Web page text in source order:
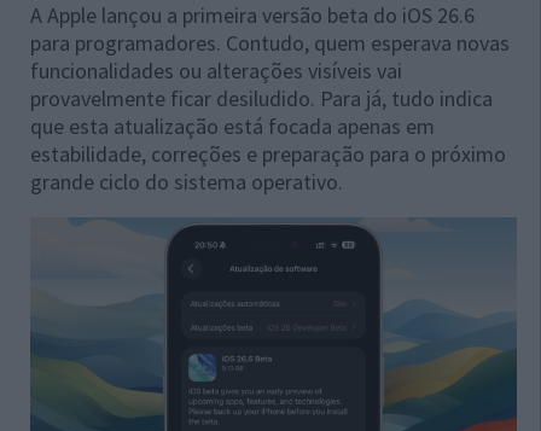
A Apple lançou a primeira versão beta do iOS 26.6
para programadores. Contudo, quem esperava novas
funcionalidades ou alterações visíveis vai
provavelmente ficar desiludido. Para já, tudo indica
que esta atualização está focada apenas em
estabilidade, correções e preparação para o próximo
grande ciclo do sistema operativo.